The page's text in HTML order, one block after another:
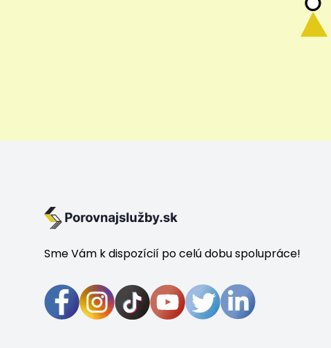
Sme Vám k dispozícií po celú dobu spolupráce!